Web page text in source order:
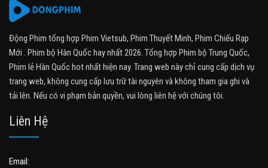
Động Phim tổng hợp Phim Vietsub, Phim Thuyết Minh, Phim Chiếu Rạp
Mới . Phim bộ Hàn Quốc hay nhất 2026. Tổng hợp Phim bộ Trung Quốc,
Phim lẻ Hàn Quốc hot nhất hiện nay. Trang web này chỉ cung cấp dịch vụ
trang web, không cung cấp lưu trữ tài nguyên và không tham gia ghi và
tải lên. Nếu có vi phạm bản quyền, vui lòng liên hệ với chúng tôi.
Liên Hệ
Email: